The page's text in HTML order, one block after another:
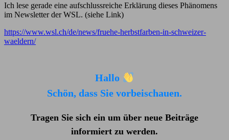
Ich lese gerade eine aufschlussreiche Erklärung dieses Phänomens
im Newsletter der WSL. (siehe Link)
https://www.wsl.ch/de/news/fruehe-herbstfarben-in-schweizer-
waeldern/
Hallo
Schön, dass Sie vorbeischauen.
Tragen Sie sich ein um über neue Beiträge
informiert zu werden.